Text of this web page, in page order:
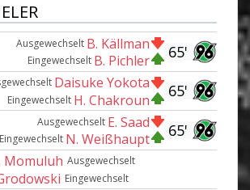
65'
Ausgewechselt B. Källman
Eingewechselt B. Pichler
65'
Daisuke Yokota
Eingewechselt H. Chakroun
65'
Ausgewechselt E. Saad
Eingewechselt N. Weißhaupt
Ausgewechselt
Momuluh
Eingewechselt